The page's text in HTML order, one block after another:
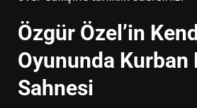
Özgür Özel’in
Oyununda Kurban
Sahnesi